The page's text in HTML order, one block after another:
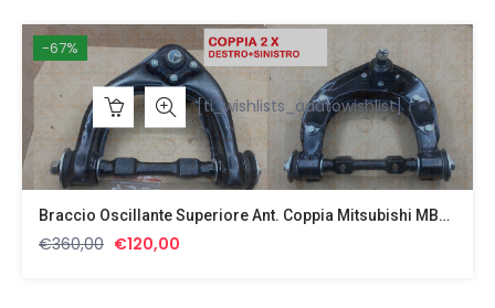
-67%
[ti_wishlists_addtowishlist]
Braccio Oscillante Superiore Ant. Coppia Mitsubishi MB831036 Con Ingrassatore
€360,00 Il€120,00